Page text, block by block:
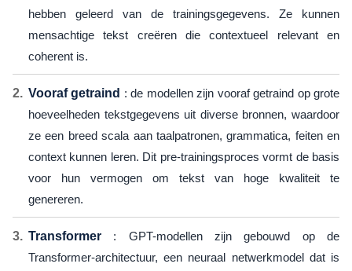
hebben geleerd van de trainingsgegevens. Ze kunnen
mensachtige tekst creëren die contextueel relevant en
coherent is.
Vooraf getraind : de modellen zijn vooraf getraind op grote
hoeveelheden tekstgegevens uit diverse bronnen, waardoor
ze een breed scala aan taalpatronen, grammatica, feiten en
context kunnen leren. Dit pre-trainingsproces vormt de basis
voor hun vermogen om tekst van hoge kwaliteit te
genereren.
Transformer : GPT-modellen zijn gebouwd op de
Transformer-architectuur, een neuraal netwerkmodel dat is